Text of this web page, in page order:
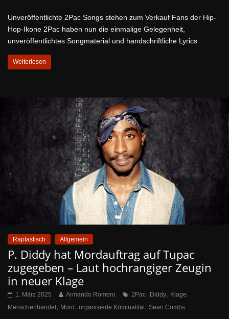
Unveröffentlichte 2Pac Songs stehen zum Verkauf Fans der Hip-
Hop-Ikone 2Pac haben nun die einmalige Gelegenheit,
unveröffentlichtes Songmaterial und handschriftliche Lyrics
Weiterlesen
Raptastisch Allgemein
P. Diddy hat Mordauftrag auf Tupac
zugegeben – Laut hochrangiger Zeugin
in neuer Klage
1. März 2025 Armando Romero 2Pac, Diddy, Klage,
Menschenhandel , Mord , organisierte Kriminalität, Sean Combs